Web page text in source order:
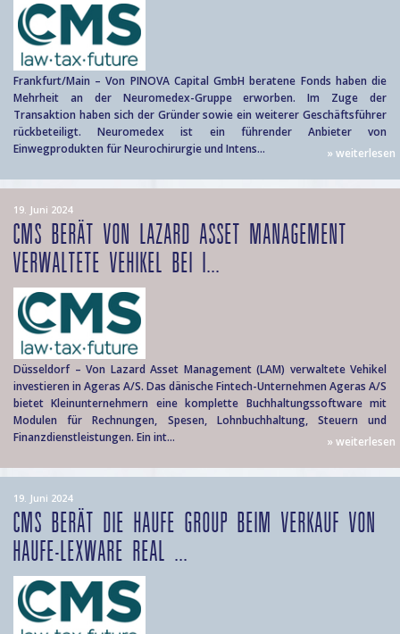
Frankfurt/Main – Von PINOVA Capital GmbH beratene Fonds haben die
Mehrheit an der Neuromedex-Gruppe erworben. Im Zuge der
Transaktion haben sich der Gründer sowie ein weiterer Geschäftsführer
rückbeteiligt. Neuromedex ist ein führender Anbieter von
Einwegprodukten für Neurochirurgie und Intens...
» weiterlesen
19. Juni 2024
CMS BERÄT VON LAZARD ASSET MANAGEMENT
VERWALTETE VEHIKEL BEI I...
Düsseldorf – Von Lazard Asset Management (LAM) verwaltete Vehikel
investieren in Ageras A/S. Das dänische Fintech-Unternehmen Ageras A/S
bietet Kleinunternehmern eine komplette Buchhaltungssoftware mit
Modulen für Rechnungen, Spesen, Lohnbuchhaltung, Steuern und
Finanzdienstleistungen. Ein int...
» weiterlesen
19. Juni 2024
CMS BERÄT DIE HAUFE GROUP BEIM VERKAUF VON
HAUFE-LEXWARE REAL ...